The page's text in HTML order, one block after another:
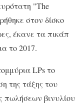
"The
στον δίσκο
έκανε τα πικάπ
το 2017.
LPs το
της τάξης του
πωλήσεων βινυλίου